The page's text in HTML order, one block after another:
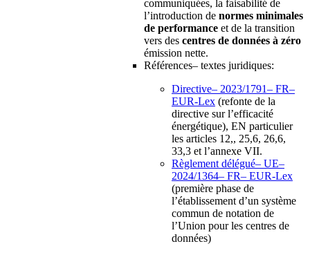
communiquées, la faisabilité de
l’introduction de normes minimales
de performance et de la transition
vers des centres de données à zéro
émission nette.
Références– textes juridiques:
Directive– 2023/1791– FR–
EUR-Lex (refonte de la
directive sur l’efficacité
énergétique), EN particulier
les articles 12,, 25,6, 26,6,
33,3 et l’annexe VII.
Règlement délégué– UE–
2024/1364– FR– EUR-Lex
(première phase de
l’établissement d’un système
commun de notation de
l’Union pour les centres de
données)